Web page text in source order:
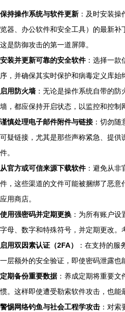
保持操作系统与软件更新 ：及时安装
览器、办公软件和安全工具）的最新补
这是防御攻击的第一道屏障。
安装并更新可靠的安全软件：选择一款
序，并确保其实时保护和病毒定义库始
启用防火墙：无论是操作系统自带的防
墙，都应保持开启状态，以监控和控制
谨慎处理电子邮件附件与链接 ：切勿
可疑链接，尤其是那些声称紧急、提
件。
从官方或可信来源下载软件：避免从非
件，这些渠道的文件可能被捆绑了恶
应用商店。
使用强密码并定期更换 ：为所有账户
字母、数字和特殊符号，并定期更改。
启用双因素认证（2FA）
：在支持的服
一层额外的安全验证，即使密码泄露也
定期备份重要数据：养成定期将重要文
惯。这样即使遭受勒索软件攻击，也能
警惕网络钓鱼与社会工程学攻击 ：对